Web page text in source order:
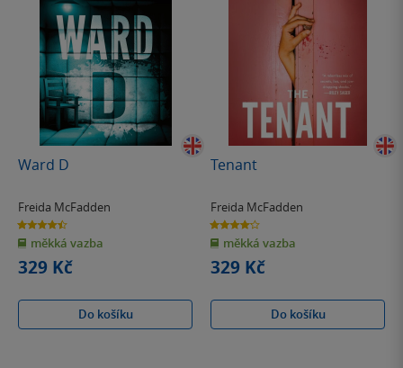
Ward D
Freida McFadden
4.5
z
5
hvězdiček
měkká vazba
329 Kč
Do košíku
Tenant
Freida McFadden
4.2
z
5
hvězdiček
měkká vazba
329 Kč
Do košíku